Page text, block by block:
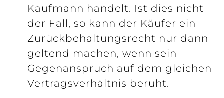
Kaufmann handelt. Ist dies nicht
der Fall, so kann der Käufer ein
Zurückbehaltungsrecht nur dann
geltend machen, wenn sein
Gegenanspruch auf dem gleichen
Vertragsverhältnis beruht.